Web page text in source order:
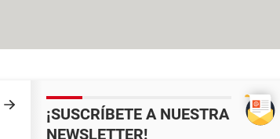
¡SUSCRÍBETE A NUESTRA
NEWSLETTER!